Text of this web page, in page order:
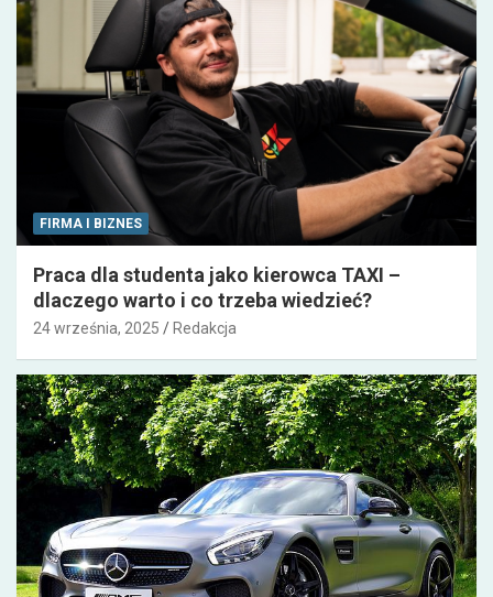
FIRMA I BIZNES
Praca dla studenta jako kierowca TAXI –
dlaczego warto i co trzeba wiedzieć?
24 września, 2025 Redakcja